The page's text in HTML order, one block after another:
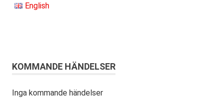
English
KOMMANDE HÄNDELSER
Inga kommande händelser